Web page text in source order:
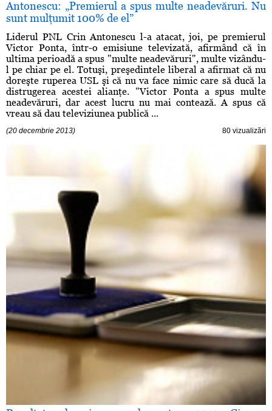
Antonescu: „Premierul a spus multe neadevăruri. Nu
sunt mulţumit 100% de el”
Liderul PNL Crin Antonescu l-a atacat, joi, pe premierul
Victor Ponta, într-o emisiune televizată, afirmând că în
ultima perioadă a spus "multe neadevăruri", multe vizându-
l pe chiar pe el. Totuşi, preşedintele liberal a afirmat că nu
doreşte ruperea USL şi că nu va face nimic care să ducă la
distrugerea acestei alianţe. "Victor Ponta a spus multe
neadevăruri, dar acest lucru nu mai contează. A spus că
vreau să dau televiziunea publică ...
(20 decembrie 2013) 80 vizualizări